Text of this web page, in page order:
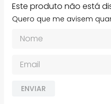
Este produto não está
Quero que me avisem
ENVIAR